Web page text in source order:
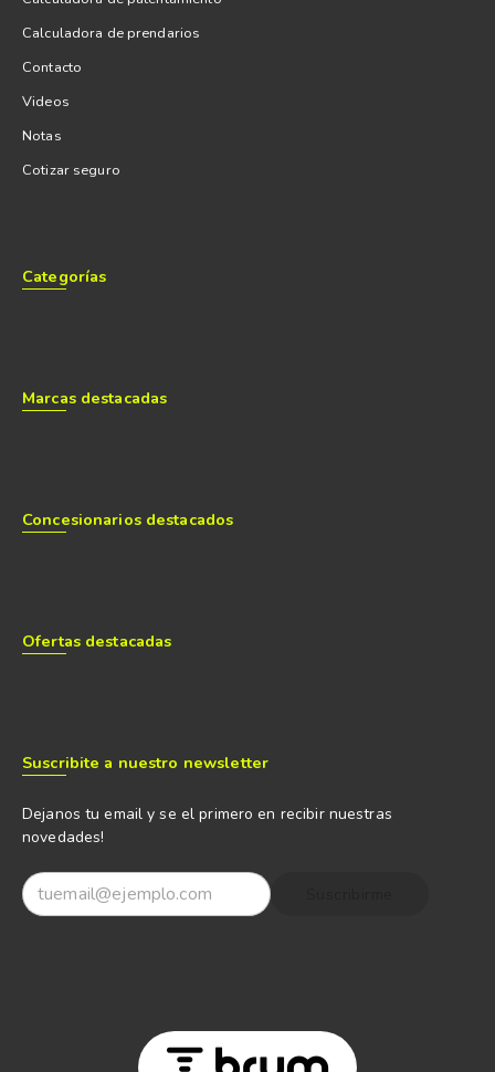
Calculadora de prendarios
Contacto
Videos
Notas
Cotizar seguro
Categorías
Marcas destacadas
Concesionarios destacados
Ofertas destacadas
Suscribite a nuestro newsletter
Dejanos tu email y se el primero en recibir nuestras
novedades!